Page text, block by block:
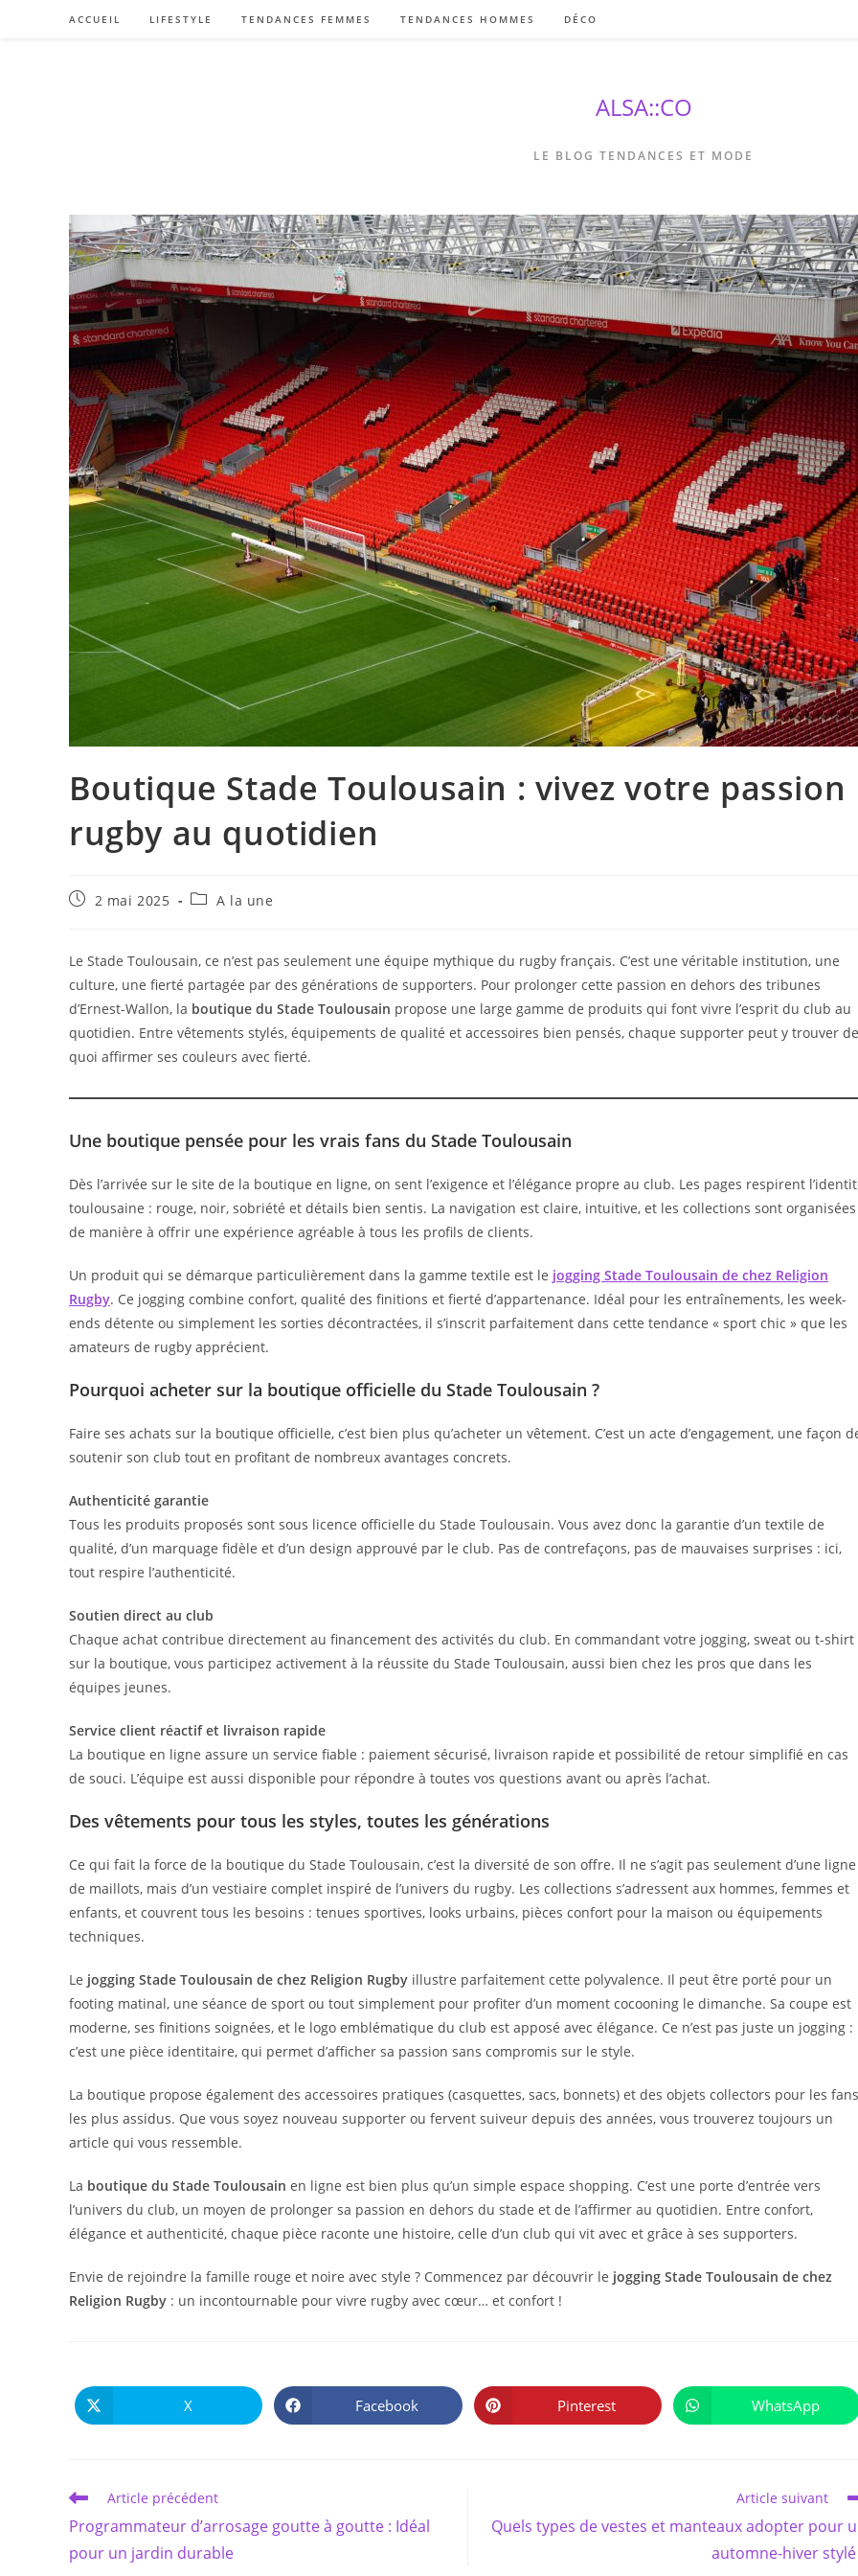
ACCUEIL LIFESTYLE TENDANCES FEMMES TENDANCES HOMMES DÉCO
ALSA::CO
LE BLOG TENDANCES ET MODE
Boutique Stade Toulousain : vivez votre passion
rugby au quotidien
Publication
2 mai 2025
PostA la une
Le Stade Toulousain, ce n’est pas seulement une équipe mythique du rugby français. C’est une véritable institution, une
culture, une fierté partagée par des générations de supporters. Pour prolonger cette passion en dehors des tribunes
d’Ernest-Wallon, la boutique du Stade Toulousain propose une large gamme de produits qui font vivre l’esprit du club au
quotidien. Entre vêtements stylés, équipements de qualité et accessoires bien pensés, chaque supporter peut y trouver de
quoi affirmer ses couleurs avec fierté.
Une boutique pensée pour les vrais fans du Stade Toulousain
Dès l’arrivée sur le site de la boutique en ligne, on sent l’exigence et l’élégance propre au club. Les pages respirent
toulousaine : rouge, noir, sobriété et détails bien sentis. La navigation est claire, intuitive, et les collections sont organisées
de manière à offrir une expérience agréable à tous les profils de clients.
Un produit qui se démarque particulièrement dans la gamme textile est le jogging Stade Toulousain de chez Religion
Rugby. Ce jogging combine confort, qualité des finitions et fierté d’appartenance. Idéal pour les entraînements, les week-
ends détente ou simplement les sorties décontractées, il s’inscrit parfaitement dans cette tendance « sport chic » que les
amateurs de rugby apprécient.
Pourquoi acheter sur la boutique officielle du Stade Toulousain ?
Faire ses achats sur la boutique officielle, c’est bien plus qu’acheter un vêtement. C’est un acte d’engagement, une façon
soutenir son club tout en profitant de nombreux avantages concrets.
Authenticité garantie
Tous les produits proposés sont sous licence officielle du Stade Toulousain. Vous avez donc la garantie d’un textile de
qualité, d’un marquage fidèle et d’un design approuvé par le club. Pas de contrefaçons, pas de mauvaises surprises : ici,
tout respire l’authenticité.
Soutien direct au club
Chaque achat contribue directement au financement des activités du club. En commandant votre jogging, sweat ou t-shirt
sur la boutique, vous participez activement à la réussite du Stade Toulousain, aussi bien chez les pros que dans les
équipes jeunes.
Service client réactif et livraison rapide
La boutique en ligne assure un service fiable : paiement sécurisé, livraison rapide et possibilité de retour simplifié en cas
de souci. L’équipe est aussi disponible pour répondre à toutes vos questions avant ou après l’achat.
Des vêtements pour tous les styles, toutes les générations
Ce qui fait la force de la boutique du Stade Toulousain, c’est la diversité de son offre. Il ne s’agit pas seulement d’une ligne
de maillots, mais d’un vestiaire complet inspiré de l’univers du rugby. Les collections s’adressent aux hommes, femmes et
enfants, et couvrent tous les besoins : tenues sportives, looks urbains, pièces confort pour la maison ou équipements
techniques.
Le jogging Stade Toulousain de chez Religion Rugby illustre parfaitement cette polyvalence. Il peut être porté pour un
footing matinal, une séance de sport ou tout simplement pour profiter d’un moment cocooning le dimanche. Sa coupe est
moderne, ses finitions soignées, et le logo emblématique du club est apposé avec élégance. Ce n’est pas juste un jogging :
c’est une pièce identitaire, qui permet d’afficher sa passion sans compromis sur le style.
La boutique propose également des accessoires pratiques (casquettes, sacs, bonnets) et des objets collectors pour les fans
les plus assidus. Que vous soyez nouveau supporter ou fervent suiveur depuis des années, vous trouverez toujours un
article qui vous ressemble.
La boutique du Stade Toulousain en ligne est bien plus qu’un simple espace shopping. C’est une porte d’entrée vers
l’univers du club, un moyen de prolonger sa passion en dehors du stade et de l’affirmer au quotidien. Entre confort,
élégance et authenticité, chaque pièce raconte une histoire, celle d’un club qui vit avec et grâce à ses supporters.
Envie de rejoindre la famille rouge et noire avec style ? Commencez par découvrir le jogging Stade Toulousain de chez
Religion Rugby : un incontournable pour vivre rugby avec cœur… et confort !
CE
CONTENU
Ouvrir
dans
X Ouvrir
dans
Facebook Ouvrir
dans
Pinterest Ouvrir
dans
WhatsApp
Read
articles
Article précédent
Programmateur d’arrosage goutte à goutte : Idéal
pour un jardin durable
Article suivant
Quels types de vestes et manteaux adopter pour
automne-hiver stylé